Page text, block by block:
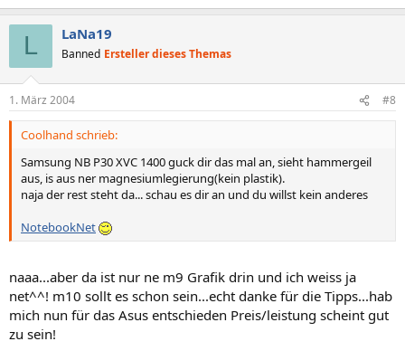
L LaNa19
Banned Ersteller dieses Themas
1. März 2004 #8
Coolhand schrieb:
Samsung NB P30 XVC 1400 guck dir das mal an, sieht hammergeil
aus, is aus ner magnesiumlegierung(kein plastik).
naja der rest steht da... schau es dir an und du willst kein anderes
NotebookNet
naaa...aber da ist nur ne m9 Grafik drin und ich weiss ja
net^^! m10 sollt es schon sein...echt danke für die Tipps...hab
mich nun für das Asus entschieden Preis/leistung scheint gut
zu sein!